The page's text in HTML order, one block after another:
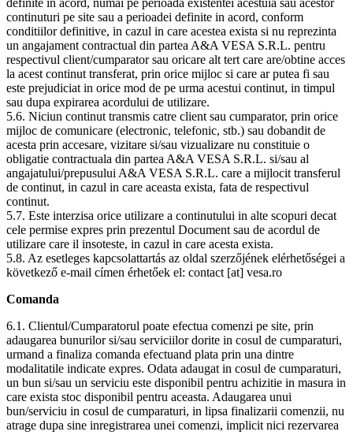
definite in acord, numai pe perioada existentei acestuia sau acestor
continuturi pe site sau a perioadei definite in acord, conform
conditiilor definitive, in cazul in care acestea exista si nu reprezinta
un angajament contractual din partea A&A VESA S.R.L. pentru
respectivul client/cumparator sau oricare alt tert care are/obtine acces
la acest continut transferat, prin orice mijloc si care ar putea fi sau
este prejudiciat in orice mod de pe urma acestui continut, in timpul
sau dupa expirarea acordului de utilizare.
5.6. Niciun continut transmis catre client sau cumparator, prin orice
mijloc de comunicare (electronic, telefonic, stb.) sau dobandit de
acesta prin accesare, vizitare si/sau vizualizare nu constituie o
obligatie contractuala din partea A&A VESA S.R.L. si/sau al
angajatului/prepusului A&A VESA S.R.L. care a mijlocit transferul
de continut, in cazul in care aceasta exista, fata de respectivul
continut.
5.7. Este interzisa orice utilizare a continutului in alte scopuri decat
cele permise expres prin prezentul Document sau de acordul de
utilizare care il insoteste, in cazul in care acesta exista.
5.8. Az esetleges kapcsolattartás az oldal szerzőjének elérhetőségei a
következő e-mail címen érhetőek el: contact [at] vesa.ro
Comanda
6.1. Clientul/Cumparatorul poate efectua comenzi pe site, prin
adaugarea bunurilor si/sau serviciilor dorite in cosul de cumparaturi,
urmand a finaliza comanda efectuand plata prin una dintre
modalitatile indicate expres. Odata adaugat in cosul de cumparaturi,
un bun si/sau un serviciu este disponibil pentru achizitie in masura in
care exista stoc disponibil pentru aceasta. Adaugarea unui
bun/serviciu in cosul de cumparaturi, in lipsa finalizarii comenzii, nu
atrage dupa sine inregistrarea unei comenzi, implicit nici rezervarea